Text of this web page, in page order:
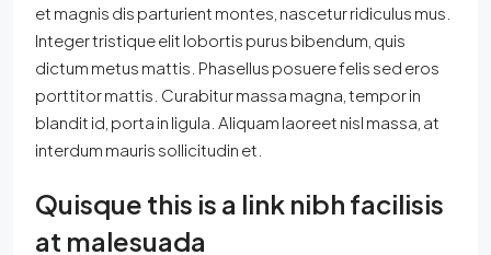
et magnis dis parturient montes, nascetur ridiculus mus.
Integer tristique elit lobortis purus bibendum, quis
dictum metus mattis. Phasellus posuere felis sed eros
porttitor mattis. Curabitur massa magna, tempor in
blandit id, porta in ligula. Aliquam laoreet nisl massa, at
interdum mauris sollicitudin et.
Quisque this is a link nibh facilisis
at malesuada